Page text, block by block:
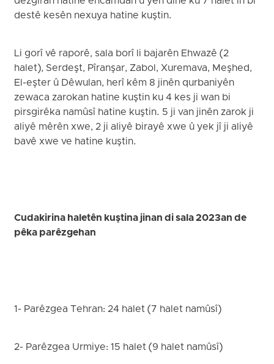
destê kesên nexuya hatine kuştin.
Li gorî vê raporê, sala borî li bajarên Ehwazê (2
halet), Serdeşt, Pîranşar, Zabol, Xuremava, Meşhed,
El-eşter û Dêwulan, herî kêm 8 jinên qurbaniyên
zewaca zarokan hatine kuştin ku 4 kes ji wan bi
pirsgirêka namûsî hatine kuştin. 5 ji van jinên zarok ji
aliyê mêrên xwe, 2 ji aliyê birayê xwe û yek jî ji aliyê
bavê xwe ve hatine kuştin.
Cudakirina haletên kuştina jinan di sala 2023an de
pêka parêzgehan
1- Parêzgea Tehran: 24 halet (7 halet namûsî)
2- Parêzgea Urmiye: 15 halet (9 halet namûsî)